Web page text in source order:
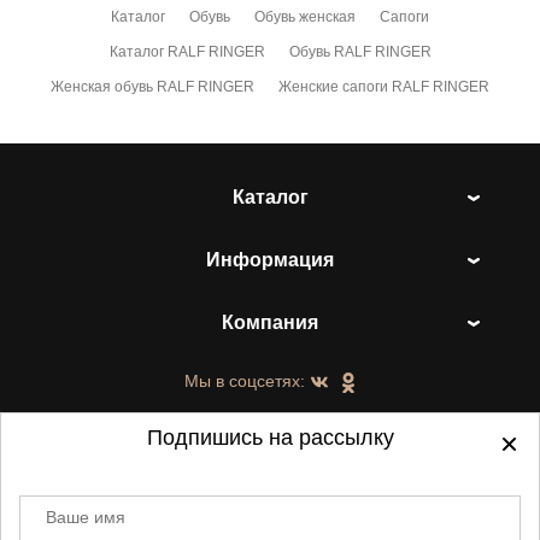
Каталог Обувь Обувь женская Сапоги
Каталог RALF RINGER Обувь RALF RINGER
Женская обувь RALF RINGER Женские сапоги RALF RINGER
Каталог
Информация
Компания
Мы в соцсетях:
Подпишись на рассылку
Ваше имя